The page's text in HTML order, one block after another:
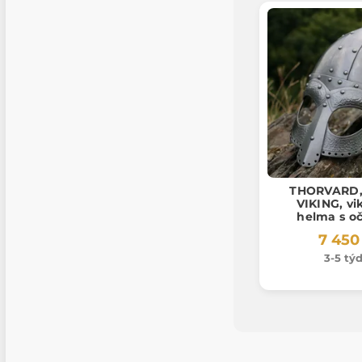
VIKING,
helma s
studena
7
3-5